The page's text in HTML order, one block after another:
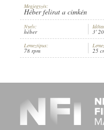
ELŐADÓ: BERNHARD
Megjegyzés:
Héber felirat a cimkén
Nyelv:
héber 3'
Lemeztípus:
78 rpm 25